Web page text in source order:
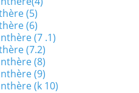
(5)
(6)
(7 .1)
(7.2)
(8)
(9)
(k 10)